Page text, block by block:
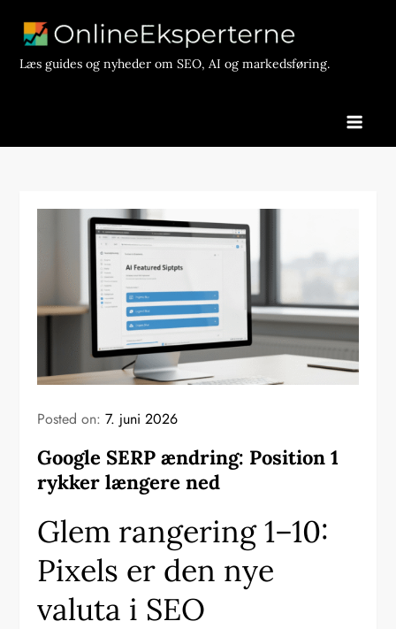
contentLæs guides og nyheder om SEO, AI og markedsføring.
Posted on:7. juni 2026
Google SERP ændring: Position 1
rykker længere ned
Glem rangering 1–10:
Pixels er den nye
valuta i SEO